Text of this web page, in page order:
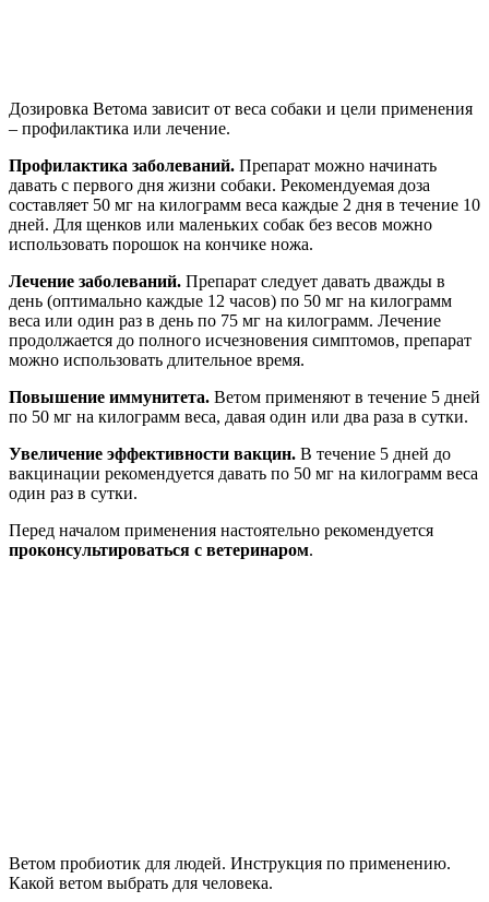
Дозировка Ветома зависит от веса собаки и цели применения
– профилактика или лечение.
Профилактика заболеваний. Препарат можно начинать
давать с первого дня жизни собаки. Рекомендуемая доза
составляет 50 мг на килограмм веса каждые 2 дня в течение 10
дней. Для щенков или маленьких собак без весов можно
использовать порошок на кончике ножа.
Лечение заболеваний. Препарат следует давать дважды в
день (оптимально каждые 12 часов) по 50 мг на килограмм
веса или один раз в день по 75 мг на килограмм. Лечение
продолжается до полного исчезновения симптомов, препарат
можно использовать длительное время.
Повышение иммунитета. Ветом применяют в течение 5 дней
по 50 мг на килограмм веса, давая один или два раза в сутки.
Увеличение эффективности вакцин. В течение 5 дней до
вакцинации рекомендуется давать по 50 мг на килограмм веса
один раз в сутки.
Перед началом применения настоятельно рекомендуется
проконсультироваться с ветеринаром.
Ветом пробиотик для людей. Инструкция по применению.
Какой ветом выбрать для человека.